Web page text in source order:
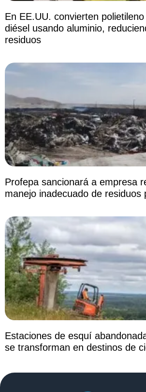
En EE.UU. convierten
diésel usando aluminio,
residuos
Profepa sancionará a empresa
manejo inadecuado de residuos
Estaciones de esquí
se transforman en destinos de